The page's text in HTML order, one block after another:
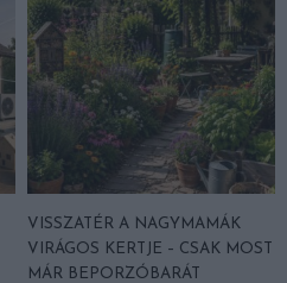
VISSZATÉR A NAGYMAMÁK
VIRÁGOS KERTJE – CSAK MOST
MÁR BEPORZÓBARÁT